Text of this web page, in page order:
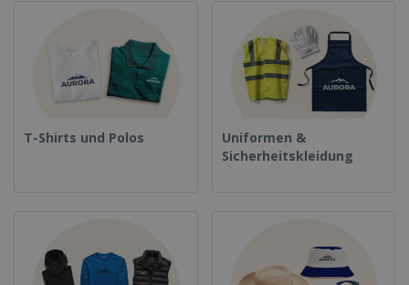
T-Shirts und Polos
Uniformen &
Sicherheitskleidung